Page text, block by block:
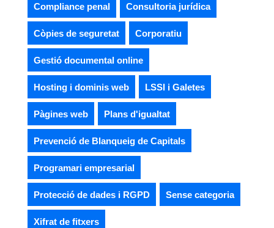
Compliance penal Consultoria jurídica
Còpies de seguretat Corporatiu
Gestió documental online
Hosting i dominis web LSSI i Galetes
Pàgines web Plans d'igualtat
Prevenció de Blanqueig de Capitals
Programari empresarial
Protecció de dades i RGPD Sense categoria
Xifrat de fitxers